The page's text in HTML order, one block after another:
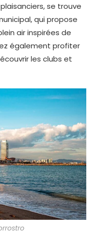
se trouve
qui propose
air inspirées de
également profiter
les clubs et